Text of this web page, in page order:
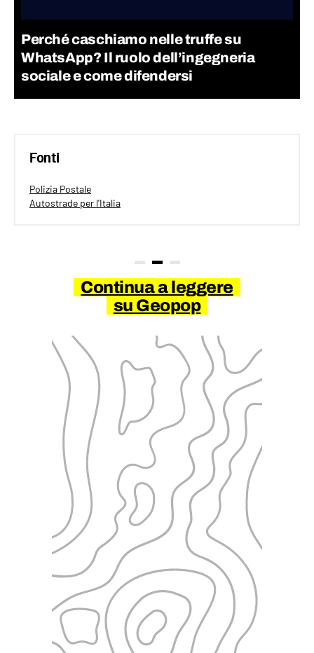
Perché caschiamo nelle truffe su
WhatsApp? Il ruolo dell’ingegneria
sociale e come difendersi
Fonti
Polizia Postale
Autostrade per l'Italia
Continua a leggere
su Geopop